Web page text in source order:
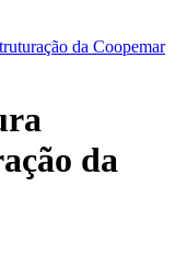
da Coopemar
da